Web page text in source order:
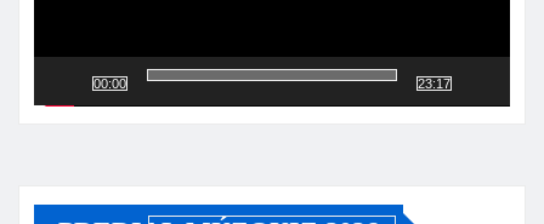
00:00 23:17